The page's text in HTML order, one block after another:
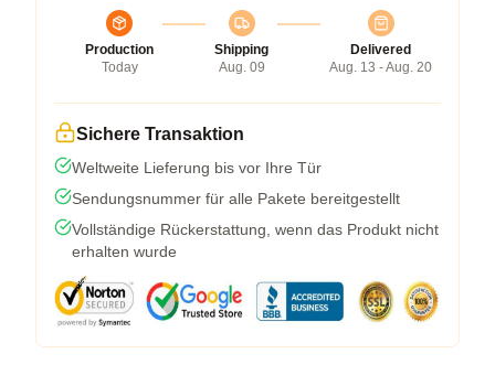
Production
Today
Shipping
Aug. 09
Delivered
Aug. 13 - Aug. 20
Sichere Transaktion
Weltweite Lieferung bis vor Ihre Tür
Sendungsnummer für alle Pakete bereitgestellt
Vollständige Rückerstattung, wenn das Produkt nicht
erhalten wurde